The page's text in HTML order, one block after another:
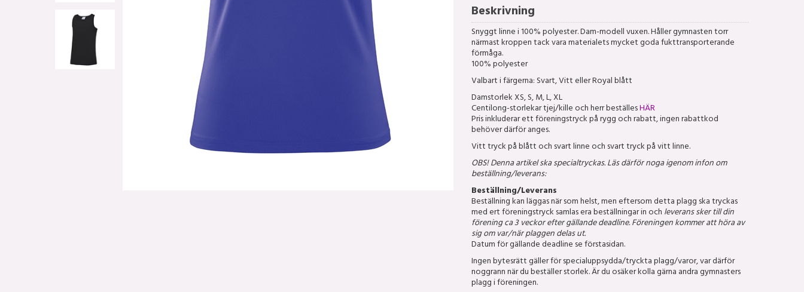
Beskrivning
Snyggt linne i 100% polyester. Dam-modell vuxen. Håller gymnasten torr
närmast kroppen tack vara materialets mycket goda fukttransporterande
förmåga.
100% polyester
Valbart i färgerna: Svart, Vitt eller Royal blått
Damstorlek XS, S, M, L, XL
Centilong-storlekar tjej/kille och herr beställesHÄR
Pris inkluderar ett föreningstryck på rygg och rabatt, ingen rabattkod
behöver därför anges.
Vitt tryck på blått och svart linne och svart tryck på vitt linne.
OBS! Denna artikel ska specialtryckas. Läs därför noga igenom infon om
beställning/leverans:
Beställning/Leverans
Beställning kan läggas när som helst, men eftersom detta plagg ska tryckas
med ert föreningstryck samlas era beställningar in ochleverans sker till din
förening ca 3 veckor efter gällande deadline. Föreningen kommer att höra av
sig om var/när plaggen delas ut.
Datum för gällande deadline se förstasidan.
Ingen bytesrätt gäller för specialuppsydda/tryckta plagg/varor, var därför
noggrann när du beställer storlek. Är du osäker kolla gärna andra gymnasters
plagg i föreningen.